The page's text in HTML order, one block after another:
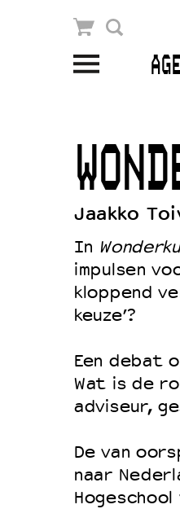
EDUCATIE
Speciale
OVER
Wat we
Jaakko
In
impulsen
kloppend
keuze’?
Een debat
Wat is de
adviseur,
De van
naar